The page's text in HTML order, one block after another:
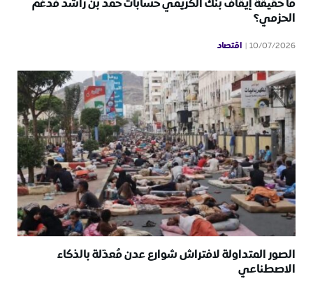
الحزمي؟
10/07/2026 اقتصاد
الصور المتداولة لافتراش شوارع عدن مُعدّلة بالذكاء
الاصطناعي